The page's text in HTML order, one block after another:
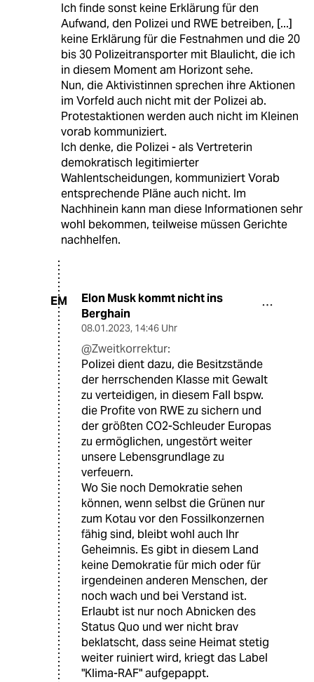
Ich finde sonst keine Erklärung für den
Aufwand, den Polizei und RWE betreiben, [...]
keine Erklärung für die Festnahmen und die 20
bis 30 Polizeitransporter mit Blaulicht, die ich
in diesem Moment am Horizont sehe.
Nun, die Aktivistinnen sprechen ihre Aktionen
im Vorfeld auch nicht mit der Polizei ab.
Protestaktionen werden auch nicht im Kleinen
vorab kommuniziert.
Ich denke, die Polizei - als Vertreterin
demokratisch legitimierter
Wahlentscheidungen, kommuniziert Vorab
entsprechende Pläne auch nicht. Im
Nachhinein kann man diese Informationen sehr
wohl bekommen, teilweise müssen Gerichte
nachhelfen.
EM
Elon Musk kommt nicht ins
Berghain
08.01.2023, 14:46 Uhr
@Zweitkorrektur:
Polizei dient dazu, die Besitzstände
der herrschenden Klasse mit Gewalt
zu verteidigen, in diesem Fall bspw.
die Profite von RWE zu sichern und
der größten CO2-Schleuder Europas
zu ermöglichen, ungestört weiter
unsere Lebensgrundlage zu
verfeuern.
Wo Sie noch Demokratie sehen
können, wenn selbst die Grünen nur
zum Kotau vor den Fossilkonzernen
fähig sind, bleibt wohl auch Ihr
Geheimnis. Es gibt in diesem Land
keine Demokratie für mich oder für
irgendeinen anderen Menschen, der
noch wach und bei Verstand ist.
Erlaubt ist nur noch Abnicken des
Status Quo und wer nicht brav
beklatscht, dass seine Heimat stetig
weiter ruiniert wird, kriegt das Label
"Klima-RAF" aufgepappt.